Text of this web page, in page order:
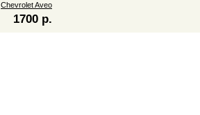
Chevrolet Aveo
1700 р.